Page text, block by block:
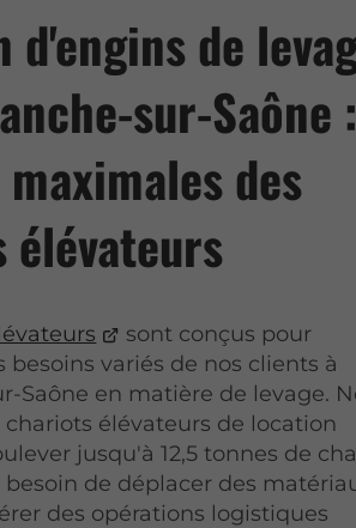
d'engins de
sur-Saône :
des
sont conçus pour
besoins variés de nos clients à
Saône en matière de levage.
chariots élévateurs de location
jusqu'à 12,5 tonnes de
besoin de déplacer des
des opérations logistiques